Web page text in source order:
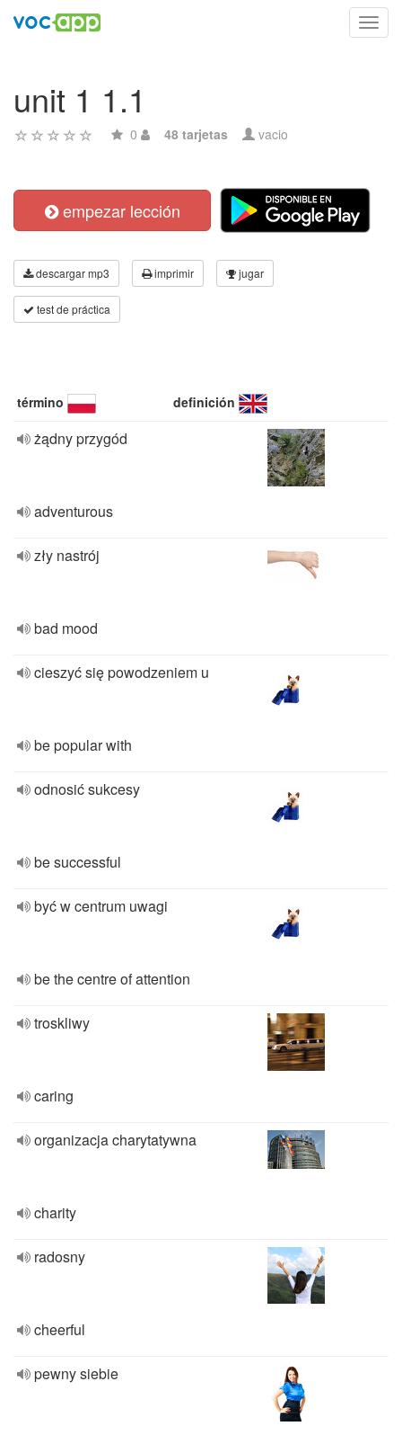
unit 1 1.1
0 48 tarjetas vacio
empezar lección
descargar mp3 imprimir jugar
test de práctica
término definición
żądny przygód
adventurous
zły nastrój
bad mood
cieszyć się powodzeniem u
be popular with
odnosić sukcesy
be successful
być w centrum uwagi
be the centre of attention
troskliwy
caring
organizacja charytatywna
charity
radosny
cheerful
pewny siebie